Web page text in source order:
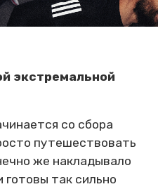
экстремальной
со сбора
путешествовать
же накладывало
готовы так сильно